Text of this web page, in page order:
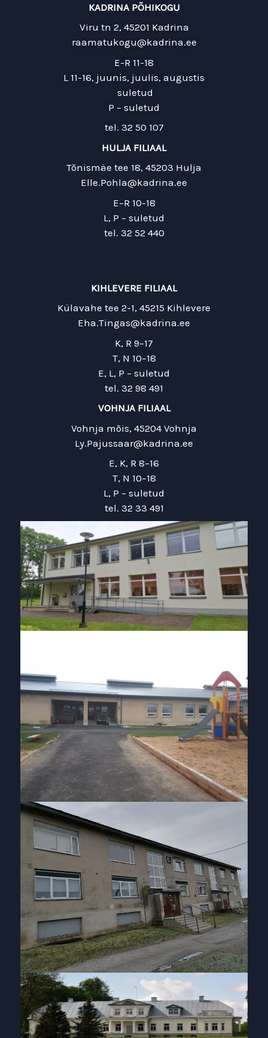
KADRINA PÕHIKOGU
Viru tn 2, 45201 Kadrina
raamatukogu@kadrina.ee
E-R 11-18
L 11-16, juunis, juulis, augustis
suletud
P – suletud
tel. 32 50 107
HULJA FILIAAL
Tõnismäe tee 18, 45203 Hulja
Elle.Pohla@kadrina.ee
E–R 10-18
L, P – suletud
tel. 32 52 440
KIHLEVERE FILIAAL
Külavahe tee 2-1, 45215 Kihlevere
Eha.Tingas@kadrina.ee
K, R 9–17
T, N 10–18
E, L, P – suletud
tel. 32 98 491
VOHNJA FILIAAL
Vohnja mõis, 45204 Vohnja
Ly.Pajussaar@kadrina.ee
E, K, R 8–16
T, N 10–18
L, P – suletud
tel. 32 33 491